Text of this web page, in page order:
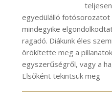
egyedülálló fotósorozatot
mindegyike
ragadó. Diákunk éles
örökítette meg a
egyszerűségről, vagy a
Elsőként tekintsük meg